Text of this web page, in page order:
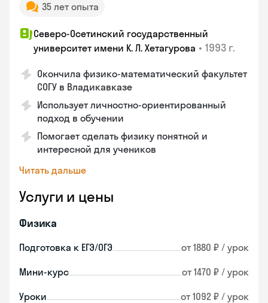
35 лет опыта
Северо-Осетинский государственный
университет имени К. Л. Хетагурова • 1993 г.
Окончила физико-математический факультет
СОГУ в Владикавказе
Использует личностно-ориентированный
подход в обучении
Помогает сделать физику понятной и
интересной для учеников
Читать дальше
Услуги и цены
Физика
Подготовка к ЕГЭ/ОГЭ от 1880 ₽ / урок
Мини-курс от 1470 ₽ / урок
Уроки от 1092 ₽ / урок